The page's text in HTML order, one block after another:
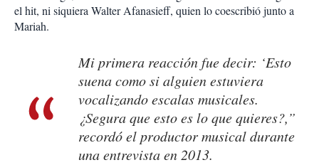
el hit, ni siquiera Walter Afanasieff, quien lo coescribió junto a
Mariah.
Mi primera reacción fue decir: ‘Esto
suena como si alguien estuviera
vocalizando escalas musicales.
¿Segura que esto es lo que quieres?,”
recordó el productor musical durante
una entrevista en 2013.